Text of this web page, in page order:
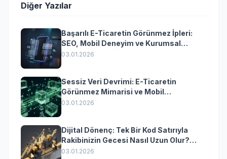
Diğer Yazılar
Başarılı E-Ticaretin Görünmez İpleri:
SEO, Mobil Deneyim ve Kurumsal
Yazılımın Kazandıran Senkronizasyonu
03.01.2026
Sessiz Veri Devrimi: E-Ticaretin
Görünmez Mimarisi ve Mobil
Dönüşümün Kurumsal Anahtarı
03.01.2026
Dijital Dönenç: Tek Bir Kod Satırıyla
Rakibinizin Gecesi Nasıl Uzun Olur?
(Kurumsal Yazılımın Güçlü Rolü)
03.01.2026